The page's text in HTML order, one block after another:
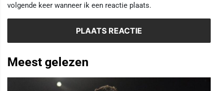
volgende keer wanneer ik een reactie plaats.
Meest gelezen